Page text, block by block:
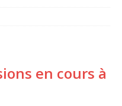
en cours à